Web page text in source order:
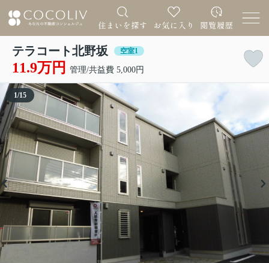
テラコート北野坂 空室1
11.9万円 管理/共益費 5,000円
1/15